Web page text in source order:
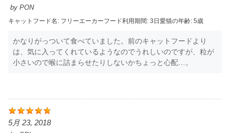
byPON
キャットフード名: フリーエーカーフード利用期間: 3日愛猫の年齢: 5歳
かなりがっついて食べていました。前のキャットフードより
は、気に入ってくれているようなのでうれしいのですが、粒が
小さいので喉に詰まらせたりしないかちょっと心配…。
5月 23, 2018